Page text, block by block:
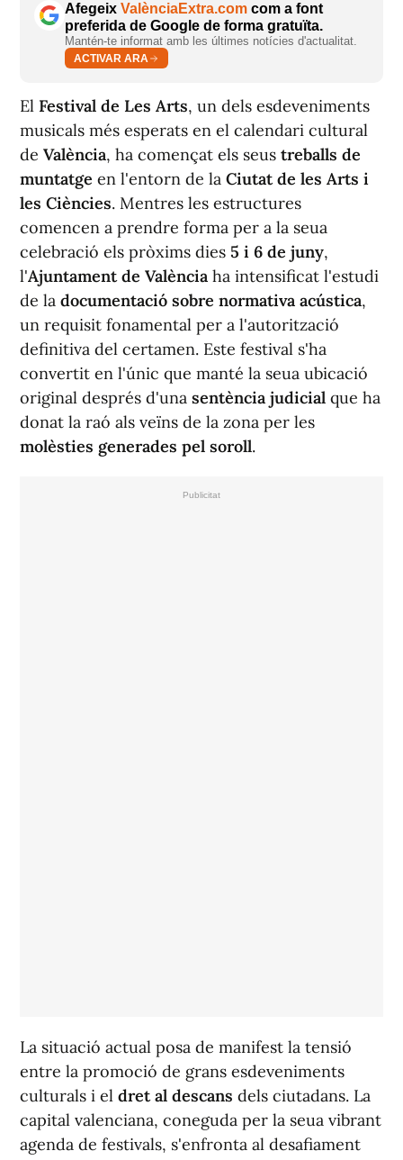
Afegeix ValènciaExtra.com com a font
preferida de Google de forma gratuïta.
Mantén-te informat amb les últimes notícies d'actualitat.
ACTIVAR ARA
El Festival de Les Arts, un dels esdeveniments
musicals més esperats en el calendari cultural
de València, ha començat els seus treballs de
muntatge en l'entorn de la Ciutat de les Arts i
les Ciències. Mentres les estructures
comencen a prendre forma per a la seua
celebració els pròxims dies 5 i 6 de juny,
l'Ajuntament de València ha intensificat l'estudi
de la documentació sobre normativa acústica,
un requisit fonamental per a l'autorització
definitiva del certamen. Este festival s'ha
convertit en l'únic que manté la seua ubicació
original després d'una sentència judicial que ha
donat la raó als veïns de la zona per les
molèsties generades pel soroll.
La situació actual posa de manifest la tensió
entre la promoció de grans esdeveniments
culturals i el dret al descans dels ciutadans. La
capital valenciana, coneguda per la seua vibrant
agenda de festivals, s'enfronta al desafiament